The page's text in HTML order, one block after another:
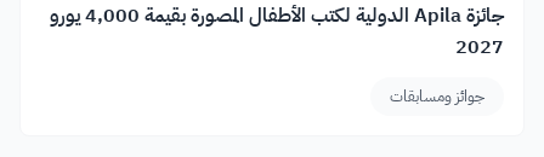
جائزة Apila الدولية لكتب الأطفال المصورة بقيمة 4,000 يورو
2027
جوائز ومسابقات